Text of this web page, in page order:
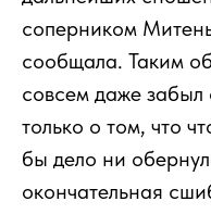
соперником
сообщала. Таким
совсем даже
только о том, что
бы дело ни
окончательная